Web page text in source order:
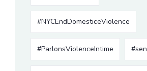
#NYCEndDomesticeViolence
#ParlonsViolenceIntime